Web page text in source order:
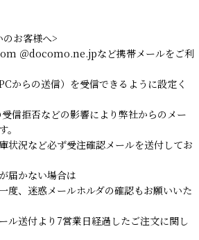
お客様へ>
＠docomo.ne.jpなど携帯メールをご利
からの送信）を受信できるように設定く
信拒否などの影響により弊社からのメー
状況など必ず受注確認メールを送付してお
届かない場合は
度、迷惑メールホルダの確認もお願いいた
ル送付より7営業日経過したご注文に関し